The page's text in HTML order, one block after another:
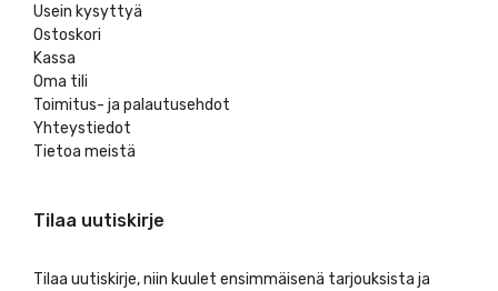
Usein kysyttyä
Ostoskori
Kassa
Oma tili
Toimitus- ja palautusehdot
Yhteystiedot
Tietoa meistä
Tilaa uutiskirje
Tilaa uutiskirje, niin kuulet ensimmäisenä tarjouksista ja